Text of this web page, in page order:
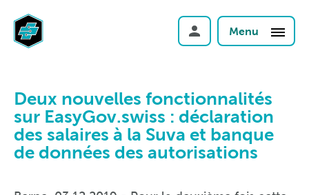
Menu
Deux nouvelles fonctionnalités
sur EasyGov.swiss : déclaration
des salaires à la Suva et banque
de données des autorisations